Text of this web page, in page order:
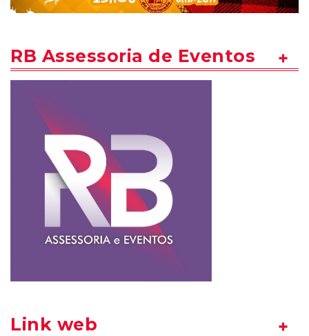
RB Assessoria de Eventos
Link web